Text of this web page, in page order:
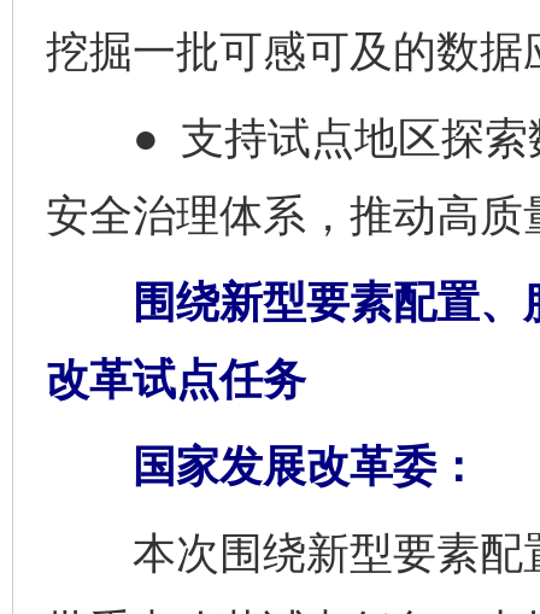
挖掘一批可感可及的数据
● 支持试点地区探索
安全治理体系，推动高
围绕新型要素配置、
改革试点任务
国家发展改革委：
本次围绕新型要素配